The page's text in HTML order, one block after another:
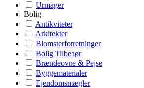
Urmager
Bolig
Antikviteter
Arkitekter
Blomsterforretninger
Bolig Tilbehør
Brændeovne & Pejse
Byggematerialer
Ejendomsmægler